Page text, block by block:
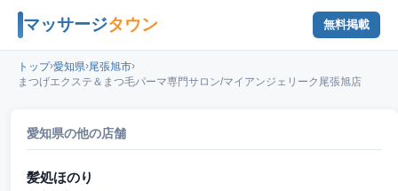
マッサージタウン 無料掲載
トップ›愛知県›尾張旭市›
まつげエクステ＆まつ毛パーマ専門サロン/マイアンジェリーク尾張旭店
愛知県の他の店舗
髪処ほのり